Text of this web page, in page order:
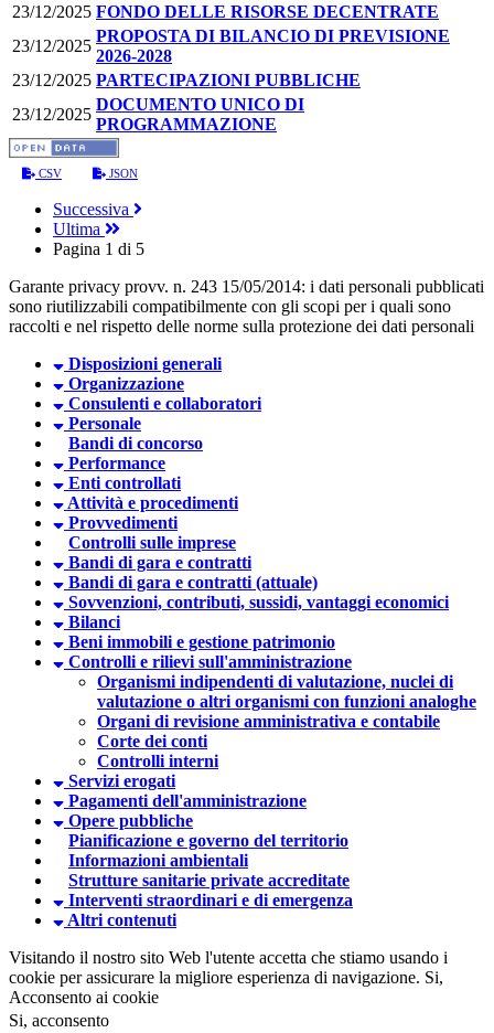
23/12/2025 FONDO DELLE RISORSE DECENTRATE
23/12/2025
PROPOSTA DI BILANCIO DI PREVISIONE
2026-2028
23/12/2025 PARTECIPAZIONI PUBBLICHE
23/12/2025
DOCUMENTO UNICO DI
PROGRAMMAZIONE
CSV JSON
Successiva
Ultima
Pagina 1 di 5
Garante privacy provv. n. 243 15/05/2014: i dati personali pubblicati
sono riutilizzabili compatibilmente con gli scopi per i quali sono
raccolti e nel rispetto delle norme sulla protezione dei dati personali
Disposizioni generali
Organizzazione
Consulenti e collaboratori
Personale
Bandi di concorso
Performance
Enti controllati
Attività e procedimenti
Provvedimenti
Controlli sulle imprese
Bandi di gara e contratti
Bandi di gara e contratti (attuale)
Sovvenzioni, contributi, sussidi, vantaggi economici
Bilanci
Beni immobili e gestione patrimonio
Controlli e rilievi sull'amministrazione
Organismi indipendenti di valutazione, nuclei di
valutazione o altri organismi con funzioni analoghe
Organi di revisione amministrativa e contabile
Corte dei conti
Controlli interni
Servizi erogati
Pagamenti dell'amministrazione
Opere pubbliche
Pianificazione e governo del territorio
Informazioni ambientali
Strutture sanitarie private accreditate
Interventi straordinari e di emergenza
Altri contenuti
Visitando il nostro sito Web l'utente accetta che stiamo usando i
cookie per assicurare la migliore esperienza di navigazione. Si,
Acconsento ai cookie
Si, acconsento